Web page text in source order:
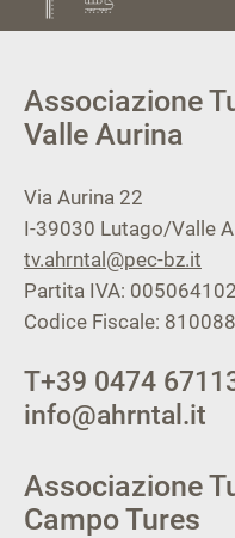
Associazione
Valle Aurina
Via Aurina 22
I-39030 Lutago/Valle
tv.ahrntal@pec-bz.it
Partita IVA:
Codice Fiscale:
T+39 0474
info@ahrntal.it
Associazione
Campo Tures